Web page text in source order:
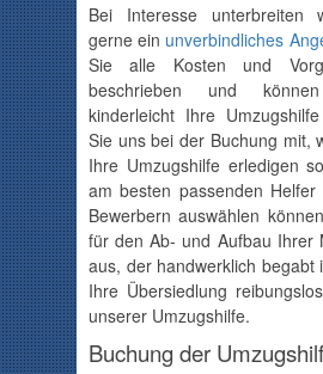
Bei Interesse unterbreiten
gerne ein unverbindliches
Sie alle Kosten und
beschrieben und
kinderleicht Ihre
Sie uns bei der Buchung mit,
Ihre Umzugshilfe erledigen
am besten passenden
Bewerbern auswählen
für den Ab- und Aufbau Ihrer
aus, der handwerklich begabt
Ihre Übersiedlung
unserer Umzugshilfe.
Buchung der